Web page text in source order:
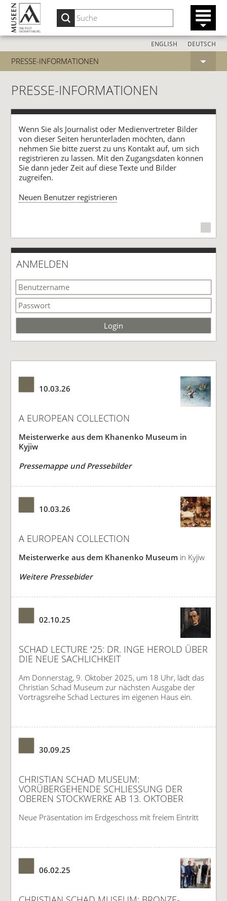
PRESSE-INFORMATIONEN
DEUTSCH
ENGLISH
PRESSE-INFORMATIONEN
Wenn Sie als Journalist oder Medienvertreter Bilder
von dieser Seiten herunterladen möchten, dann
nehmen Sie bitte zuerst zu uns Kontakt auf, um sich
registrieren zu lassen. Mit den Zugangsdaten können
Sie dann jeder Zeit auf diese Texte und Bilder
zugreifen.
Neuen Benutzer registrieren
ANMELDEN
Login
10.03.26
A EUROPEAN COLLECTION
Meisterwerke aus dem Khanenko Museum in
Kyjiw
Pressemappe und Pressebilder
10.03.26
A EUROPEAN COLLECTION
Meisterwerke aus dem Khanenko Museum in Kyjiw
Weitere Pressebider
02.10.25
SCHAD LECTURE ‛25: DR. INGE HEROLD ÜBER
DIE NEUE SACHLICHKEIT
Am Donnerstag, 9. Oktober 2025, um 18 Uhr, lädt das
Christian Schad Museum zur nächsten Ausgabe der
Vortragsreihe Schad Lectures im eigenen Haus ein.
30.09.25
CHRISTIAN SCHAD MUSEUM:
VORÜBERGEHENDE SCHLIESSUNG DER O
BEREN STOCKWERKE AB 13. OKTOBER
Neue Präsentation im Erdgeschoss mit freiem Eintritt
06.02.25